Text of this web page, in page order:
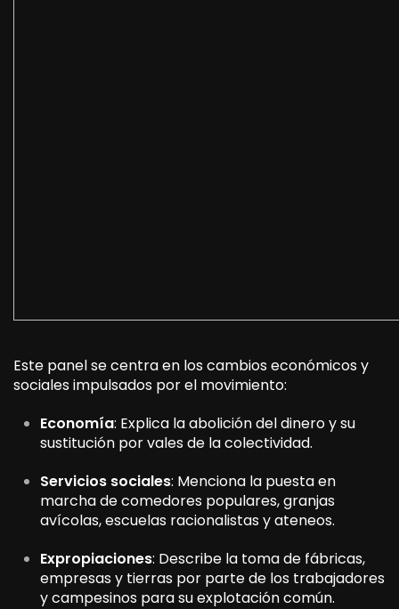
Este panel se centra en los cambios económicos y
sociales impulsados por el movimiento:
Economía: Explica la abolición del dinero y su
sustitución por vales de la colectividad.
Servicios sociales: Menciona la puesta en
marcha de comedores populares, granjas
avícolas, escuelas racionalistas y ateneos.
Expropiaciones: Describe la toma de fábricas,
empresas y tierras por parte de los trabajadores
y campesinos para su explotación común.